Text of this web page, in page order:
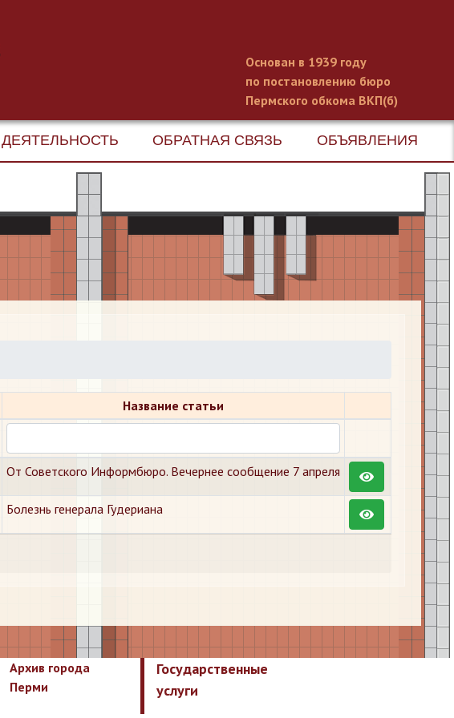
Основан в 1939 году
по постановлению бюро
Пермского обкома ВКП(б)
ОБРАТНАЯ СВЯЗЬ ОБЪЯВЛЕНИЯ
Название статьи
От Советского Информбюро. Вечернее сообщение 7 апреля
Болезнь генерала Гудериана
Архив города
Перми
Государственные
услуги